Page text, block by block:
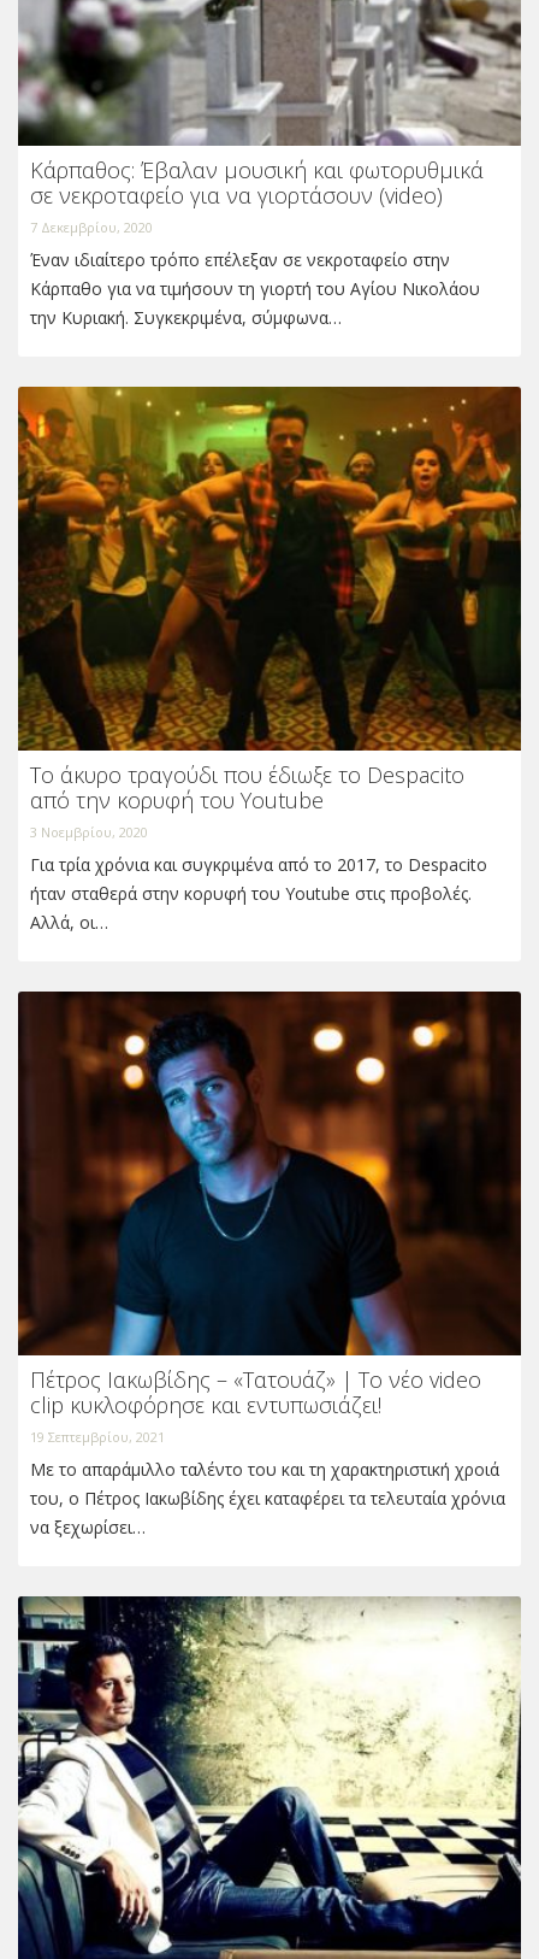
Κάρπαθος: Έβαλαν μουσική και φωτορυθμικά
σε νεκροταφείο για να γιορτάσουν (video)
7 Δεκεμβρίου, 2020
Έναν ιδιαίτερο τρόπο επέλεξαν σε νεκροταφείο στην
Κάρπαθο για να τιμήσουν τη γιορτή του Αγίου Νικολάου
την Κυριακή. Συγκεκριμένα, σύμφωνα…
Το άκυρο τραγούδι που έδιωξε το Despacito
από την κορυφή του Youtube
3 Νοεμβρίου, 2020
Για τρία χρόνια και συγκριμένα από το 2017, το Despacito
ήταν σταθερά στην κορυφή του Youtube στις προβολές.
Αλλά, οι…
Πέτρος Ιακωβίδης – «Τατουάζ» | Το νέο video
clip κυκλοφόρησε και εντυπωσιάζει!
19 Σεπτεμβρίου, 2021
Με το απαράμιλλο ταλέντο του και τη χαρακτηριστική χροιά
του, ο Πέτρος Ιακωβίδης έχει καταφέρει τα τελευταία χρόνια
να ξεχωρίσει…